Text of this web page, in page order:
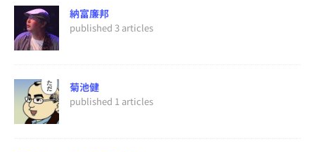
納富廉邦
published 3 articles
菊池健
published 1 articles